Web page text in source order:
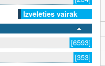
Izvēlēties vairāk
[6593]
[353]